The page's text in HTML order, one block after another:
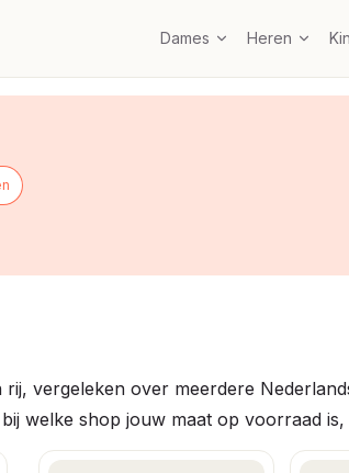
Dames Heren
vergeleken over meerdere
welke shop jouw maat op voorraad